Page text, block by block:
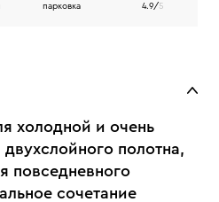
парковка
4.9/5
холодной и очень
полотна,
повседневного
сочетание